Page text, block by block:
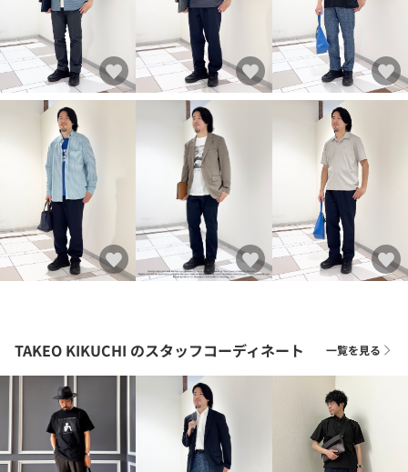
TAKEO KIKUCHI のスタッフコーディネート 一覧を見る